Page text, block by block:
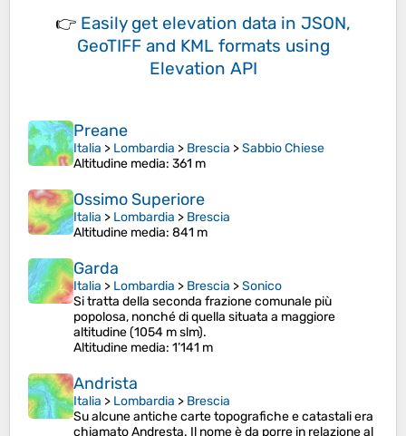
👉 Easily get elevation data in JSON,
GeoTIFF and KML formats using
Elevation API
Preane
Italia > Lombardia > Brescia >Sabbio Chiese
Altitudine media: 361 m
Ossimo Superiore
Italia > Lombardia > Brescia
Altitudine media: 841 m
Garda
Italia > Lombardia > Brescia >Sonico
Si tratta della seconda frazione comunale più
popolosa, nonché di quella situata a maggiore
altitudine (1054 m slm).
Altitudine media: 1’141 m
Andrista
Italia > Lombardia > Brescia
Su alcune antiche carte topografiche e catastali era
chiamato Andresta. Il nome è da porre in relazione al